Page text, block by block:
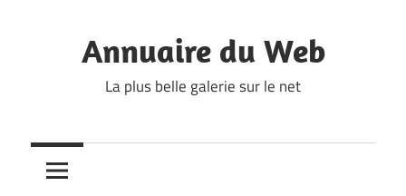
Annuaire du Web
La plus belle galerie sur le net